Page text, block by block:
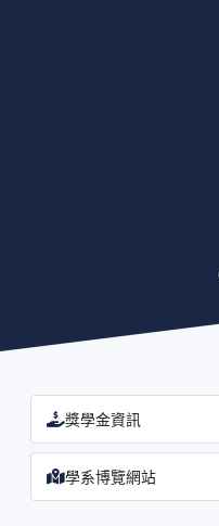
獎學金資訊
學系博覽網站
（另開視窗）